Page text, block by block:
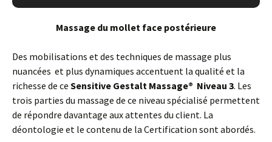
Massage du mollet face postérieure
Des mobilisations et des techniques de massage plus
nuancées et plus dynamiques accentuent la qualité et la
richesse de ce Sensitive Gestalt Massage® Niveau 3. Les
trois parties du massage de ce niveau spécialisé permettent
de répondre davantage aux attentes du client. La
déontologie et le contenu de la Certification sont abordés.